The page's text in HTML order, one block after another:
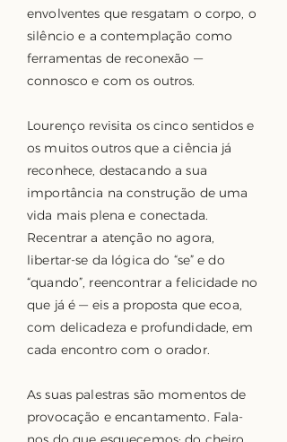
envolventes que resgatam o corpo, o
silêncio e a contemplação como
ferramentas de reconexão —
connosco e com os outros.
Lourenço revisita os cinco sentidos e
os muitos outros que a ciência já
reconhece, destacando a sua
importância na construção de uma
vida mais plena e conectada.
Recentrar a atenção no agora,
libertar-se da lógica do “se” e do
“quando”, reencontrar a felicidade no
que já é — eis a proposta que ecoa,
com delicadeza e profundidade, em
cada encontro com o orador.
As suas palestras são momentos de
provocação e encantamento. Fala-